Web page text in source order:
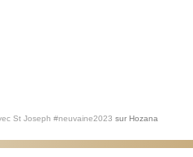
St Joseph #neuvaine2023 sur Hozana